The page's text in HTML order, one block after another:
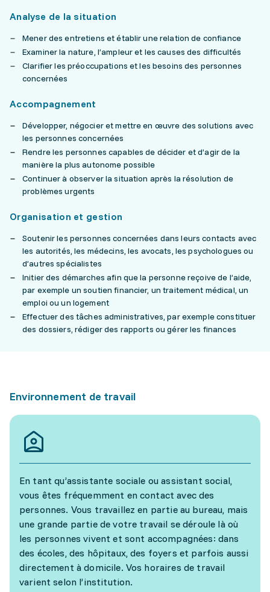
Analyse de la situation
Mener des entretiens et établir une relation de confiance
Examiner la nature, l’ampleur et les causes des difficultés
Clarifier les préoccupations et les besoins des personnes
concernées
Accompagnement
Développer, négocier et mettre en œuvre des solutions avec
les personnes concernées
Rendre les personnes capables de décider et d’agir de la
manière la plus autonome possible
Continuer à observer la situation après la résolution de
problèmes urgents
Organisation et gestion
Soutenir les personnes concernées dans leurs contacts avec
les autorités, les médecins, les avocats, les psychologues ou
d’autres spécialistes
Initier des démarches afin que la personne reçoive de l’aide,
par exemple un soutien financier, un traitement médical, un
emploi ou un logement
Effectuer des tâches administratives, par exemple constituer
des dossiers, rédiger des rapports ou gérer les finances
Environnement de travail
En tant qu’assistante sociale ou assistant social,
vous êtes fréquemment en contact avec des
personnes. Vous travaillez en partie au bureau, mais
une grande partie de votre travail se déroule là où
les personnes vivent et sont accompagnées: dans
des écoles, des hôpitaux, des foyers et parfois aussi
directement à domicile. Vos horaires de travail
varient selon l’institution.